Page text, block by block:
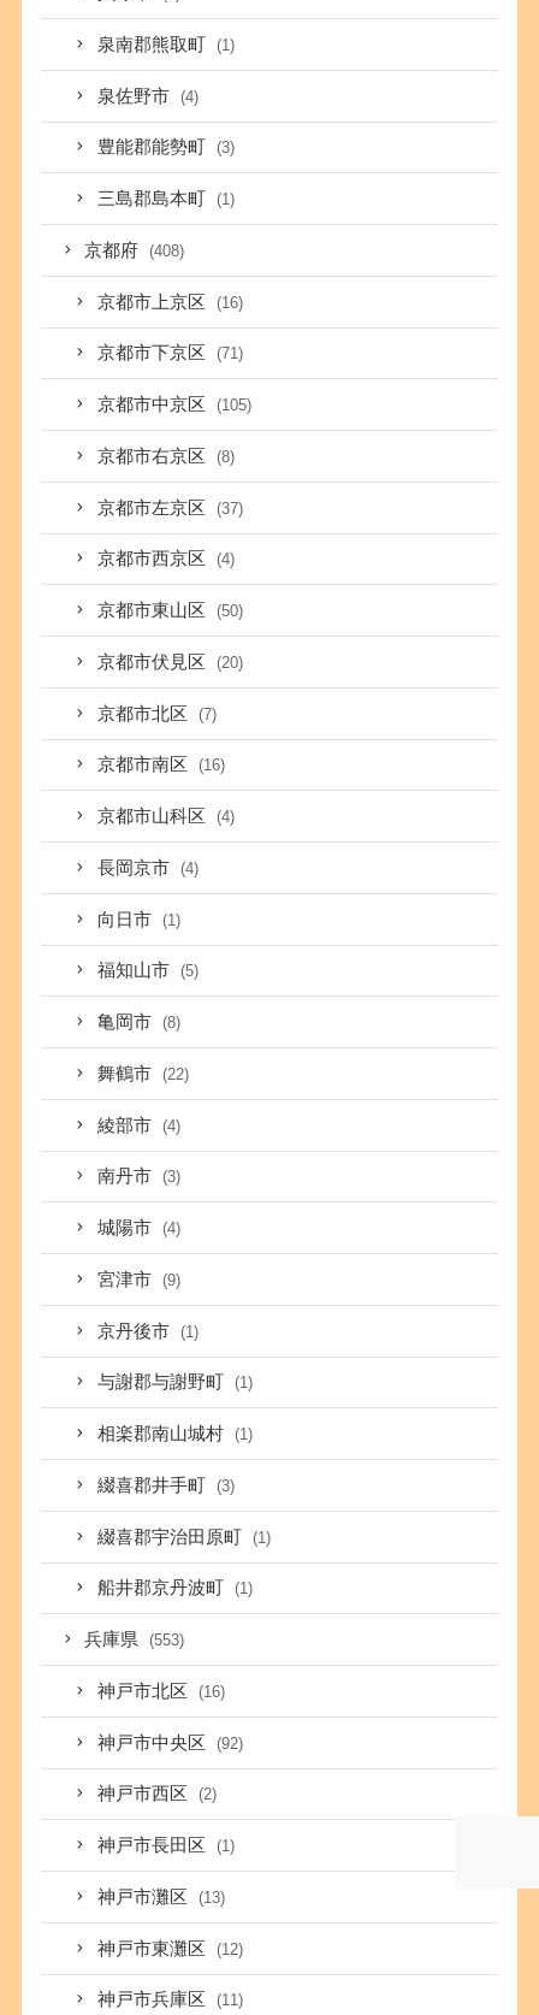
泉南郡熊取町 (1)
泉佐野市 (4)
豊能郡能勢町 (3)
三島郡島本町 (1)
京都府 (408)
京都市上京区 (16)
京都市下京区 (71)
京都市中京区 (105)
京都市右京区 (8)
京都市左京区 (37)
京都市西京区 (4)
京都市東山区 (50)
京都市伏見区 (20)
京都市北区 (7)
京都市南区 (16)
京都市山科区 (4)
長岡京市 (4)
向日市 (1)
福知山市 (5)
亀岡市 (8)
舞鶴市 (22)
綾部市 (4)
南丹市 (3)
城陽市 (4)
宮津市 (9)
京丹後市 (1)
与謝郡与謝野町 (1)
相楽郡南山城村 (1)
綴喜郡井手町 (3)
綴喜郡宇治田原町 (1)
船井郡京丹波町 (1)
兵庫県 (553)
神戸市北区 (16)
神戸市中央区 (92)
神戸市西区 (2)
神戸市長田区 (1)
神戸市灘区 (13)
神戸市東灘区 (12)
神戸市兵庫区 (11)